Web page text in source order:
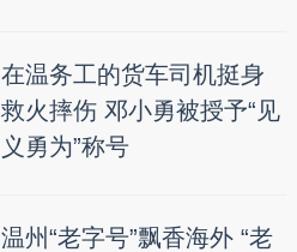
在温务工的货车司机挺身
救火摔伤 邓小勇被授予“见
义勇为”称号
温州“老字号”飘香海外 “老